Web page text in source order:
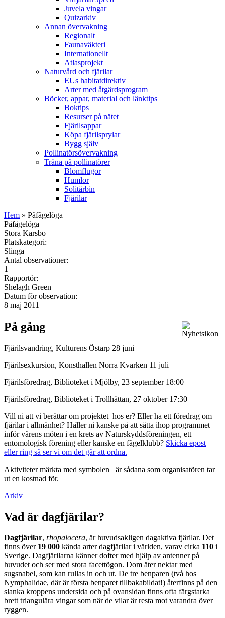
Juvela vingar
Quizarkiv
Annan övervakning
Regionalt
Faunaväkteri
Internationellt
Atlasprojekt
Naturvård och fjärilar
EUs habitatdirektiv
Arter med åtgärdsprogram
Böcker, appar, material och länktips
Boktips
Resurser på nätet
Fjärilsappar
Köpa fjärilsprylar
Bygg själv
Pollinatörsövervakning
Träna på pollinatörer
Blomflugor
Humlor
Solitärbin
Fjärilar
Hem » Påfågelöga
Påfågelöga
Stora Karsbo
Platskategori:
Slinga
Antal observationer:
1
Rapportör:
Shelagh Green
Datum för observation:
8 maj 2011
På gång
Fjärilsvandring, Kulturens Östarp 28 juni
Fjärilsexkursion, Konsthallen Norra Kvarken 11 juli
Fjärilsföredrag, Biblioteket i Mjölby, 23 september 18:00
Fjärilsföredrag, Biblioteket i Trollhättan, 27 oktober 17:30
Vill ni att vi berättar om projektet hos er? Eller ha ett föredrag om
fjärilar i allmänhet? Håller ni kanske på att sätta ihop programmet
inför vårens möten i en krets av Naturskyddsföreningen, ett
entomologisk förening eller kanske en fågelklubb? Skicka epost
eller ring så ser vi om det går att ordna.
Aktiviteter märkta med symbolen
är sådana som organisatören tar
ut en kostnad för.
Arkiv
Vad är dagfjärilar?
Dagfjärilar, rhopalocera, är huvudsakligen dagaktiva fjärilar. Det
finns över 19 000 kända arter dagfjärilar i världen, varav cirka 110 i
Sverige. Dagfjärilarna känner dofter med hjälp av antenner på
huvudet och ser med stora facettögon. Dom äter nektar med
sugsnabel, som kan rullas in och ut. De tre benparen (två hos
Nymphalidae, där är första benparet tillbakabildat!) återfinns på den
slanka kroppens undersida och på ovansidan finns ofta färgstarka
brett triangulära vingar som när de vilar är resta mot varandra över
ryggen.